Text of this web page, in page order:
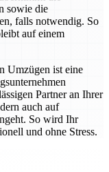
sowie die
falls notwendig. So
auf einem
Umzügen ist eine
Partner an Ihrer
auch auf
So wird Ihr
und ohne Stress.